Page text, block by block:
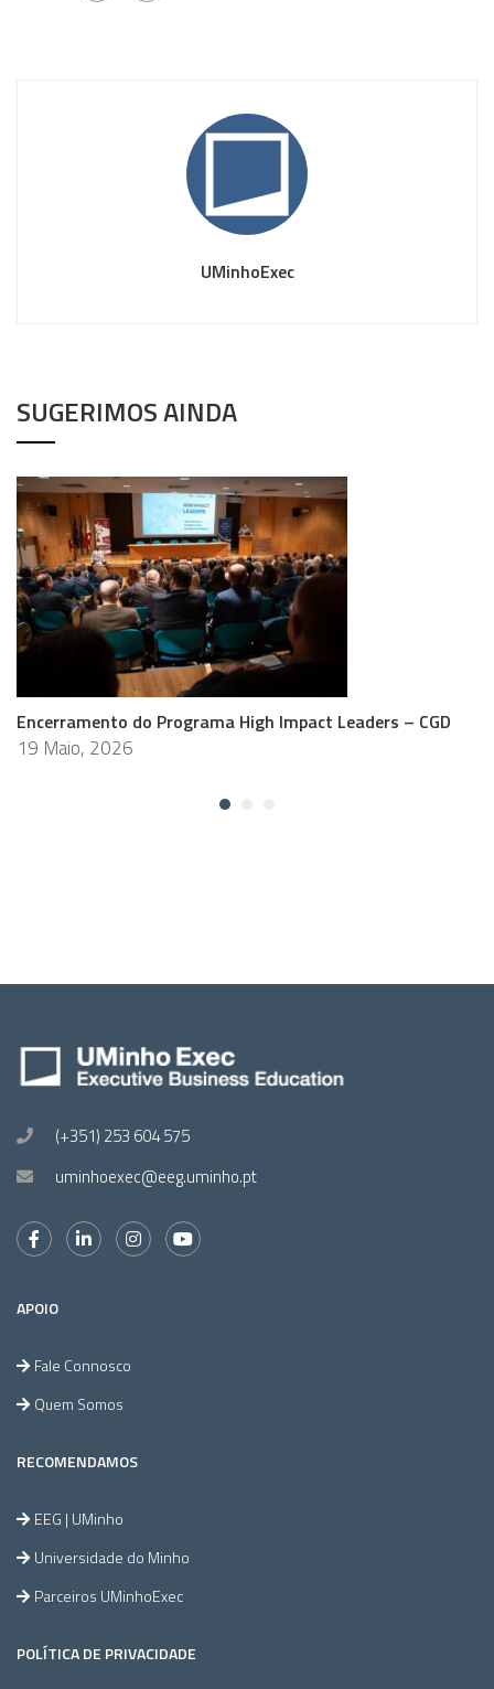
UMinhoExec
SUGERIMOS AINDA
Encerramento do Programa High Impact Leaders – CGD
19 Maio, 2026
(+351) 253 604 575
uminhoexec@eeg.uminho.pt
APOIO
Fale Connosco
Quem Somos
RECOMENDAMOS
EEG | UMinho
Universidade do Minho
Parceiros UMinhoExec
POLÍTICA DE PRIVACIDADE